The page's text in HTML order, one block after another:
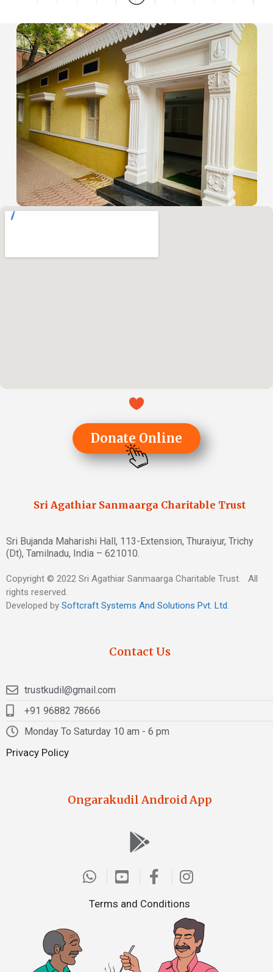
Donate Online
Sri Agathiar Sanmaarga Charitable Trust
Sri Bujanda Maharishi Hall, 113-Extension, Thuraiyur, Trichy
(Dt), Tamilnadu, India – 621010.
Copyright © 2022 Sri Agathiar Sanmaarga Charitable Trust. All
rights reserved.
Developed by Softcraft Systems And Solutions Pvt. Ltd.
Contact Us
trustkudil@gmail.com
+91 96882 78666
Monday To Saturday 10 am - 6 pm
Privacy Policy
Ongarakudil Android App
Terms and Conditions